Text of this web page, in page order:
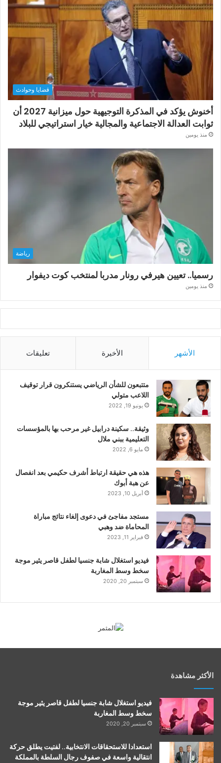
قضايا وحوادث
أخنوش يؤكد في المذكرة التوجيهية حول ميزانية 2027 أن
ثوابت العدالة الاجتماعية والمجالية خيار استراتيجي للبلاد
منذ يومين
رياضة
رسميا.. تعيين هيرفي رونار مدربا لمنتخب كوت ديفوار
منذ يومين
الأشهر الأخيرة تعليقات
متتبعون للشأن الرياضي يستنكرون قرار توقيف
اللاعب متولي
يونيو 19, 2022
وثيقة.. سكينة درابيل غير مرحب بها بالمؤسسات
التعليمية ببني ملال
مايو 6, 2022
هذه هي حقيقة ارتباط أشرف حكيمي بعد انفصال
عن هبة أبوك
أبريل 10, 2023
مستجد مفاجئ في دعوى إلغاء نتائج مباراة
المحاماة ضد وهبي
فبراير 11, 2023
فيديو استغلال شابة جنسيا لطفل قاصر يثير موجة
سخط وسط المغاربة
سبتمبر 20, 2020
الأكثر مشاهدة
فيديو استغلال شابة جنسيا لطفل قاصر يثير موجة
سخط وسط المغاربة
سبتمبر 20, 2020
استعدادا للاستحقاقات الانتخابية.. لفتيت يطلق حركة
انتقالية واسعة في صفوف رجال السلطة بالمملكة